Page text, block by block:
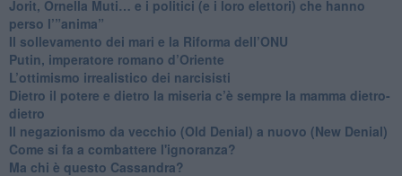
​Jorit, Ornella Muti… e i politici (e i loro elettori) che hanno
perso l’”anima”
​Il sollevamento dei mari e la Riforma dell’ONU
Putin, imperatore romano d’Oriente
​L’ottimismo irrealistico dei narcisisti
​Dietro il potere e dietro la miseria c’è sempre la mamma dietro-
dietro
Il negazionismo da vecchio (Old Denial) a nuovo (New Denial)
Come si fa a combattere l'ignoranza?
Ma chi è questo Cassandra?